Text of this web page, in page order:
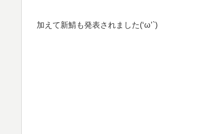
加えて新鯖も発表されました(‘ω’`)